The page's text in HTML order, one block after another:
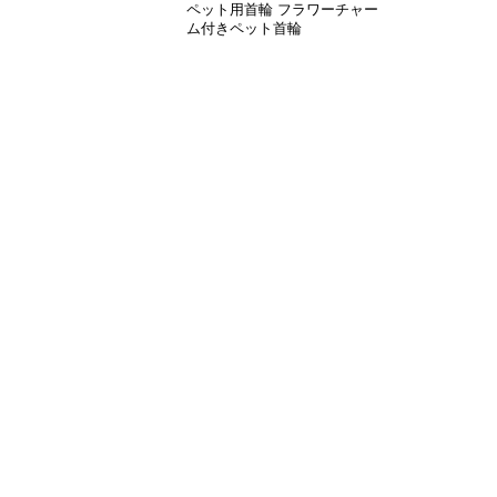
ペット用首輪 フラワーチャー
ム付きペット首輪